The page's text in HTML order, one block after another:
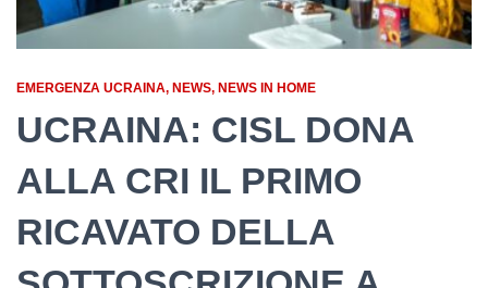
EMERGENZA UCRAINA NEWS NEWS IN HOME
UCRAINA: CISL DONA
ALLA CRI IL PRIMO
RICAVATO DELLA